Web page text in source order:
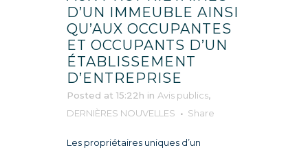
D’UN IMMEUBLE AINSI
QU’AUX OCCUPANTES
ET OCCUPANTS D’UN
ÉTABLISSEMENT
D’ENTREPRISE
Posted at 15:22h in Avis publics,
DERNIÈRES NOUVELLES
Share
Les propriétaires uniques d’un